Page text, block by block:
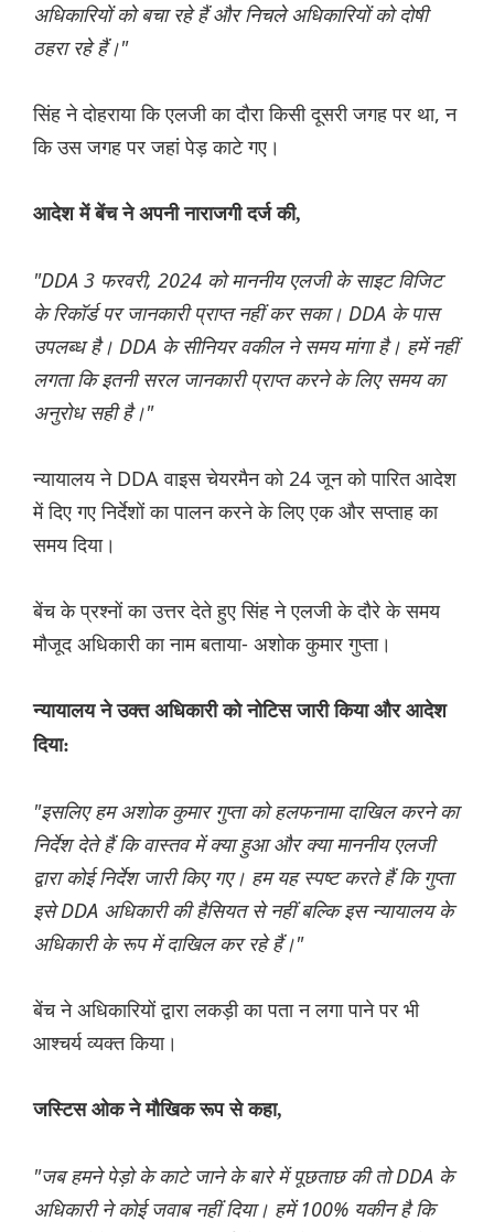
अधिकारियों को बचा रहे हैं और निचले अधिकारियों को दोषी
ठहरा रहे हैं।"
सिंह ने दोहराया कि एलजी का दौरा किसी दूसरी जगह पर था, न
कि उस जगह पर जहां पेड़ काटे गए।
आदेश में बेंच ने अपनी नाराजगी दर्ज की,
"DDA 3 फरवरी, 2024 को माननीय एलजी के साइट विजिट
के रिकॉर्ड पर जानकारी प्राप्त नहीं कर सका। DDA के पास
उपलब्ध है। DDA के सीनियर वकील ने समय मांगा है। हमें नहीं
लगता कि इतनी सरल जानकारी प्राप्त करने के लिए समय का
अनुरोध सही है।"
न्यायालय ने DDA वाइस चेयरमैन को 24 जून को पारित आदेश
में दिए गए निर्देशों का पालन करने के लिए एक और सप्ताह का
समय दिया।
बेंच के प्रश्नों का उत्तर देते हुए सिंह ने एलजी के दौरे के समय
मौजूद अधिकारी का नाम बताया- अशोक कुमार गुप्ता।
न्यायालय ने उक्त अधिकारी को नोटिस जारी किया और आदेश
दिया:
"इसलिए हम अशोक कुमार गुप्ता को हलफनामा दाखिल करने का
निर्देश देते हैं कि वास्तव में क्या हुआ और क्या माननीय एलजी
द्वारा कोई निर्देश जारी किए गए। हम यह स्पष्ट करते हैं कि गुप्ता
इसे DDA अधिकारी की हैसियत से नहीं बल्कि इस न्यायालय के
अधिकारी के रूप में दाखिल कर रहे हैं।"
बेंच ने अधिकारियों द्वारा लकड़ी का पता न लगा पाने पर भी
आश्चर्य व्यक्त किया।
जस्टिस ओक ने मौखिक रूप से कहा,
"जब हमने पेड़ो के काटे जाने के बारे में पूछताछ की तो DDA के
अधिकारी ने कोई जवाब नहीं दिया। हमें 100% यकीन है कि